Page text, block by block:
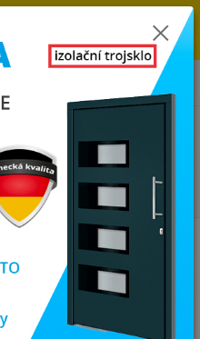
A DVEŘÍ SKLADEM U NÁS V
0
0,00 Kč
110x80 cm, jednokřídlé, bílé,
cm,
7000